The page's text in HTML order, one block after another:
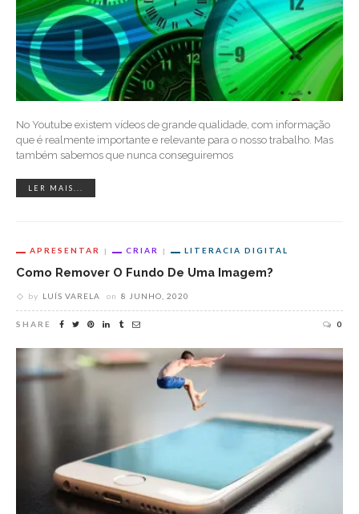
No Youtube existem vídeos de grande qualidade, com informação
que é realmente importante e relevante para o nosso trabalho. Mas
também sabemos que nunca conseguiremos
LER MAIS...
APRESENTAR CRIAR LITERACIA DIGITAL
Como Remover O Fundo De Uma Imagem?
by LUÍS VARELA on 8 JUNHO, 2020
SHARE 0